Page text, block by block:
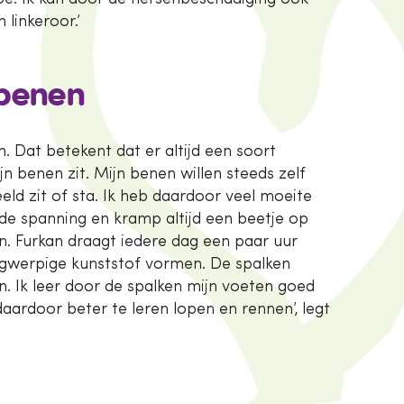
Dat betekent dat er altijd een soort
benen zit. Mijn benen willen steeds zelf
zit of sta. Ik heb daardoor veel moeite
spanning en kramp altijd een beetje op
Furkan draagt iedere dag een paar uur
kunststof vormen. De spalken
Ik leer door de spalken mijn voeten goed
beter te leren lopen en rennen’, legt